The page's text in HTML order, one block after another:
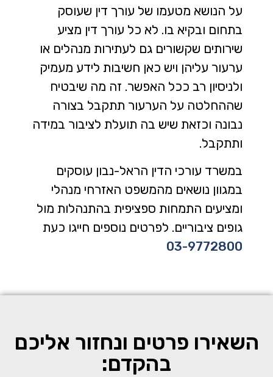
על הנושא מטעמו של עורך דין שעוסק
בתחום ובקיא בו. לא כל עורך דין מציע
שירותים שקשורים גם לעתירות מנהלים או
ערעור עליהן ויש כאן חשיבות לידע מעמיק
ולניסיון רב ככל האפשר. זה מה שיבטיח
שההחלטה על הערעור תתקבל בצורה
נבונה וכזאת שיש בה תועלת לציבור במידה
ותתקבל.
במשרד עורכי הדין הראל-נבון עוסקים
במגוון נושאים מהמשפט האזרחי מנהלי
ומציעים התמחות ספציפית בהתנהלות מול
גופים ציבוריים. לפרטים נוספים חייגו כעת
03-9772800
השאירו פרטים ונחזור אליכם
בהקדם: